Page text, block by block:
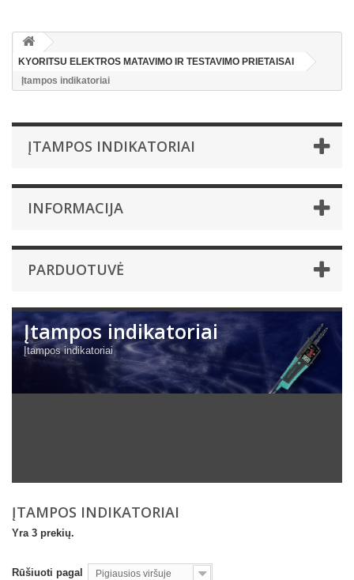
KYORITSU ELEKTROS MATAVIMO IR TESTAVIMO PRIETAISAI
Įtampos indikatoriai
ĮTAMPOS INDIKATORIAI
INFORMACIJA
PARDUOTUVĖ
Įtampos indikatoriai
Įtampos indikatoriai
ĮTAMPOS INDIKATORIAI
Yra 3 prekių.
Rūšiuoti pagal Pigiausios viršuje